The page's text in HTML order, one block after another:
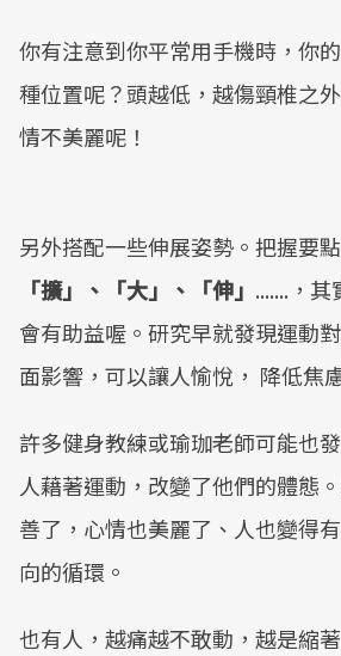
你有注意到你平常用手機時，你
種位置呢？頭越低，越傷頸椎之
情不美麗呢！
另外搭配一些伸展姿勢。把握要
「擴」、「大」、「伸」 .......，
會有助益喔。研究早就發現運動
面影響，可以讓人愉悅， 降低焦
許多健身教練或瑜珈老師可能也
人藉著運動，改變了他們的體態
善了，心情也美麗了、人也變得
向的循環。
也有人，越痛越不敢動，越是縮